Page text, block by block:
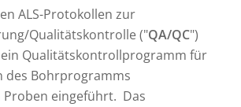
ALS-Protokollen zur
Qualitätskontrolle ("QA/QC")
Qualitätskontrollprogramm für
des Bohrprogramms
eingeführt. Das